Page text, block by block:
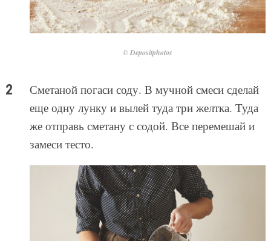
© Depositphotos
Сметаной погаси соду. В мучной смеси сделай
еще одну лунку и вылей туда три желтка. Туда
же отправь сметану с содой. Все перемешай и
замеси тесто.